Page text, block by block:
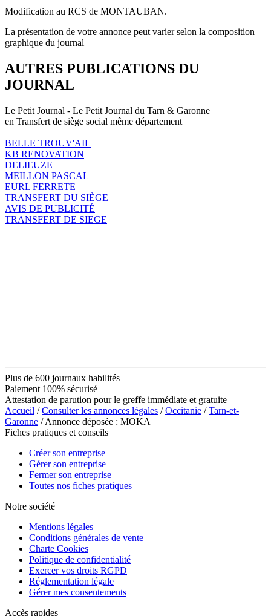
Modification au RCS de MONTAUBAN.
La présentation de votre annonce peut varier selon la composition
graphique du journal
AUTRES PUBLICATIONS DU
JOURNAL
Le Petit Journal - Le Petit Journal du Tarn & Garonne
en Transfert de siège social même département
BELLE TROUV'AIL
KB RENOVATION
DELIEUZE
MEILLON PASCAL
EURL FERRETE
TRANSFERT DU SIÈGE
AVIS DE PUBLICITÉ
TRANSFERT DE SIEGE
Plus de 600 journaux habilités
Paiement 100% sécurisé
Attestation de parution pour le greffe immédiate et gratuite
Accueil /Consulter les annonces légales /Occitanie /Tarn-et-
Garonne / Annonce déposée : MOKA
Fiches pratiques et conseils
Créer son entreprise
Gérer son entreprise
Fermer son entreprise
Toutes nos fiches pratiques
Notre société
Mentions légales
Conditions générales de vente
Charte Cookies
Politique de confidentialité
Exercer vos droits RGPD
Réglementation légale
Gérer mes consentements
Accès rapides